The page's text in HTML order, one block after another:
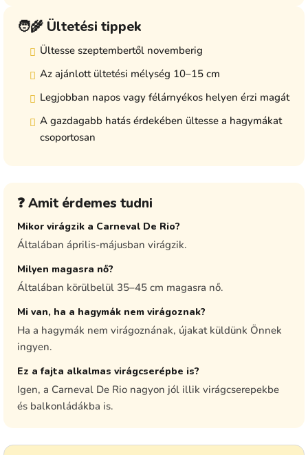
🧑‍🌾 Ültetési tippek
Ültesse szeptembertől novemberig
Az ajánlott ültetési mélység 10–15 cm
Legjobban napos vagy félárnyékos helyen érzi magát
A gazdagabb hatás érdekében ültesse a hagymákat
csoportosan
❓ Amit érdemes tudni
Mikor virágzik a Carneval De Rio?
Általában április-májusban virágzik.
Milyen magasra nő?
Általában körülbelül 35–45 cm magasra nő.
Mi van, ha a hagymák nem virágoznak?
Ha a hagymák nem virágoznának, újakat küldünk Önnek
ingyen.
Ez a fajta alkalmas virágcserépbe is?
Igen, a Carneval De Rio nagyon jól illik virágcserepekbe
és balkonládákba is.